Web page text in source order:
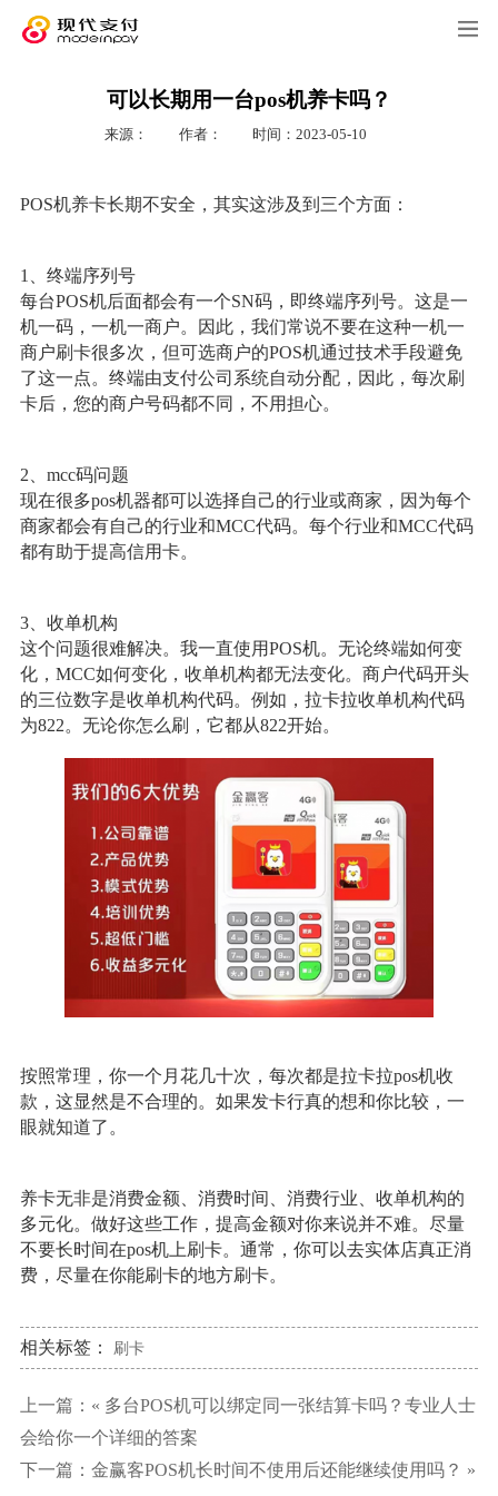
可以长期用一台pos机养卡吗？
来源： 作者： 时间：2023-05-10
POS机养卡长期不安全，其实这涉及到三个方面：
1、终端序列号
每台POS机后面都会有一个SN码，即终端序列号。这是一
机一码，一机一商户。因此，我们常说不要在这种一机一
商户刷卡很多次，但可选商户的POS机通过技术手段避免
了这一点。终端由支付公司系统自动分配，因此，每次刷
卡后，您的商户号码都不同，不用担心。
2、mcc码问题
现在很多pos机器都可以选择自己的行业或商家，因为每个
商家都会有自己的行业和MCC代码。每个行业和MCC代码
都有助于提高信用卡。
3、收单机构
这个问题很难解决。我一直使用POS机。无论终端如何变
化，MCC如何变化，收单机构都无法变化。商户代码开头
的三位数字是收单机构代码。例如，拉卡拉收单机构代码
为822。无论你怎么刷，它都从822开始。
按照常理，你一个月花几十次，每次都是拉卡拉pos机收
款，这显然是不合理的。如果发卡行真的想和你比较，一
眼就知道了。
养卡无非是消费金额、消费时间、消费行业、收单机构的
多元化。做好这些工作，提高金额对你来说并不难。尽量
不要长时间在pos机上刷卡。通常，你可以去实体店真正消
费，尽量在你能刷卡的地方刷卡。
相关标签： 刷卡
上一篇：« 多台POS机可以绑定同一张结算卡吗？专业人士
会给你一个详细的答案
下一篇： 金赢客POS机长时间不使用后还能继续使用吗？ »